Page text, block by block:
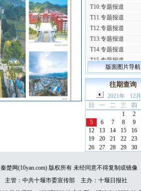
T10.专题报道
T11.专题报道
T12.专题报道
T13.专题报道
T14.专题报道
T15.专题报道
T16.专题报道
T17.专题报道
T18.专题报道
T19.专题报道
T20.专题报道
T21.专题报道
T22.专题报道
T23.专题报道
T25.专题报道
T26.专题报道
版面图片导航
往期查询
2021年
12月
日
一 二 三 四
1
2
5
6 7 8 9
12
13 14 15 16
19
20 21 22 23
26
27 28 29 30
秦楚网(10yan.com) 版权所有 未经同意不得复制或镜像
主管：中共十堰市委宣传部 主办：十堰日报社